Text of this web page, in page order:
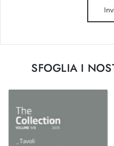
SFOGLIA I